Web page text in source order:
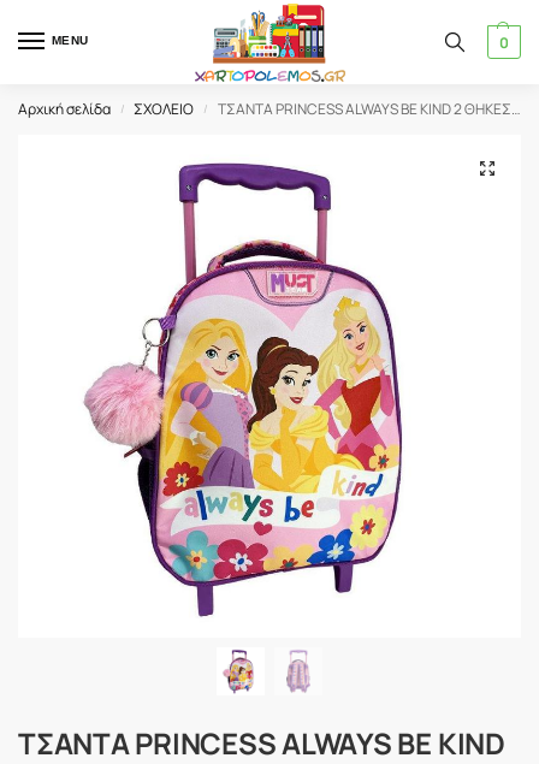
MENU 0
Αρχική σελίδα / ΣΧΟΛΕΙΟ / ΤΣΑΝΤΑ PRINCESS ALWAYS BE KIND 2 ΘΗΚΕΣ 27 Χ 10 X 31 ΝΗΠΙΟΥ ΤΡΟΛΛΕΥ (565041)
ΤΣΑΝΤΑ PRINCESS ALWAYS BE KIND